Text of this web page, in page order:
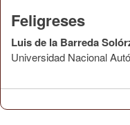
Feligreses
Luis de la Barreda
Universidad Nacional